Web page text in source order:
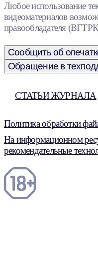
Любое использование
видеоматериалов
правообладателя
Сообщить об
Обращение в
СТАТЬИ ЖУРНАЛА
Политика обработки
На информационном
рекомендательные